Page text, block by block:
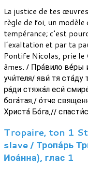
La justice de tes
règle de foi, un
tempérance; c’est
l’exaltation et par ta
Pontife Nicolas, prie le
âmes. / Пра́вило ве́ры
учи́теля/ яви́ тя
ра́ди стяжа́л еси́
бога́тая,/ о́тче
Христа́ Бо́га,//
Tropaire, ton 1
slave / Тропа́рь
Иоа́нна), глас 1